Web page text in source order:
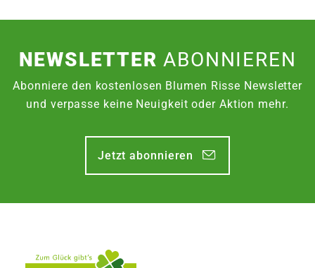
NEWSLETTER ABONNIEREN
Abonniere den kostenlosen Blumen Risse Newsletter
und verpasse keine Neuigkeit oder Aktion mehr.
Jetzt abonnieren